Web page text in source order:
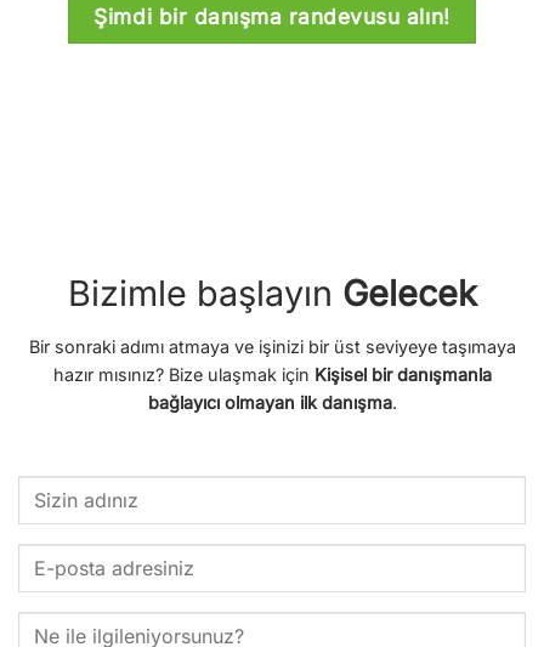
Şimdi bir danışma randevusu alın!
Bizimle başlayın Gelecek
Bir sonraki adımı atmaya ve işinizi bir üst seviyeye taşımaya
hazır mısınız? Bize ulaşmak için Kişisel bir danışmanla
bağlayıcı olmayan ilk danışma.